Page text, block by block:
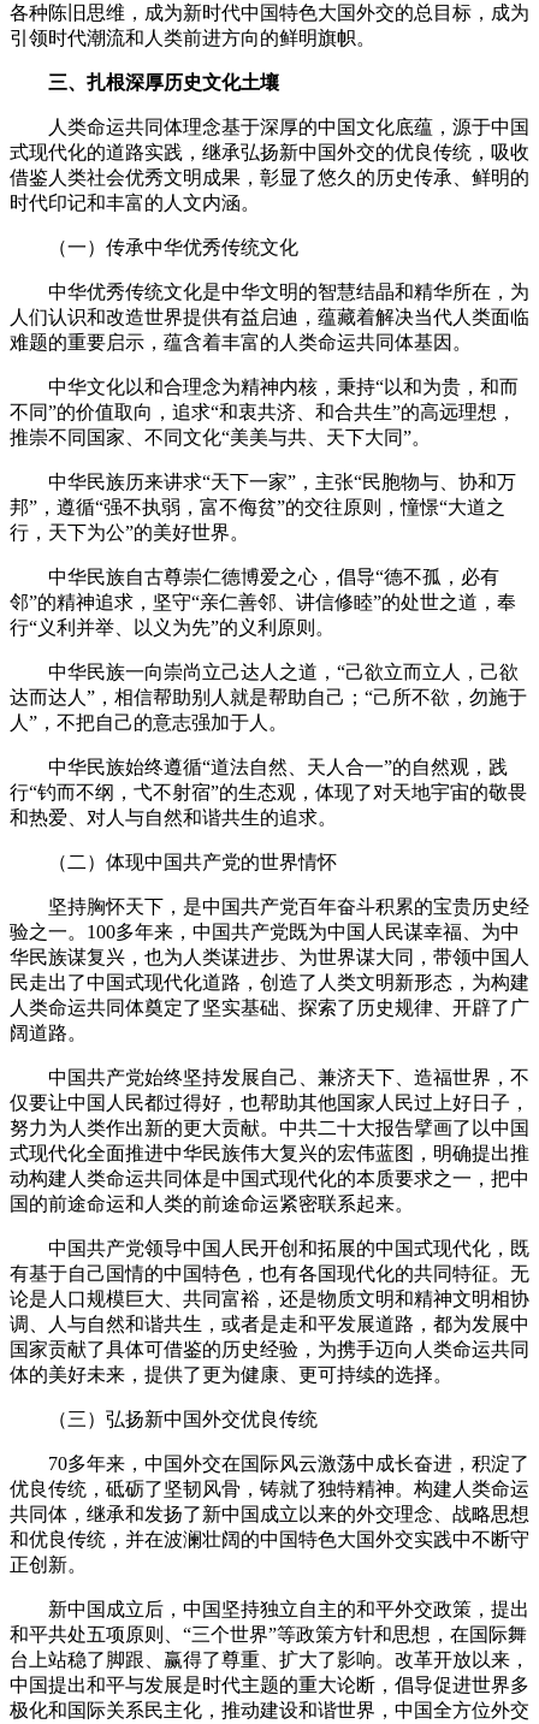
各种陈旧思维，成为新时代中国特色大国外交的总目标，成为
引领时代潮流和人类前进方向的鲜明旗帜。
三、扎根深厚历史文化土壤
人类命运共同体理念基于深厚的中国文化底蕴，源于中国
式现代化的道路实践，继承弘扬新中国外交的优良传统，吸收
借鉴人类社会优秀文明成果，彰显了悠久的历史传承、鲜明的
时代印记和丰富的人文内涵。
（一）传承中华优秀传统文化
中华优秀传统文化是中华文明的智慧结晶和精华所在，为
人们认识和改造世界提供有益启迪，蕴藏着解决当代人类面临
难题的重要启示，蕴含着丰富的人类命运共同体基因。
中华文化以和合理念为精神内核，秉持“以和为贵，和而
不同”的价值取向，追求“和衷共济、和合共生”的高远理想，
推崇不同国家、不同文化“美美与共、天下大同”。
中华民族历来讲求“天下一家”，主张“民胞物与、协和万
邦”，遵循“强不执弱，富不侮贫”的交往原则，憧憬“大道之
行，天下为公”的美好世界。
中华民族自古尊崇仁德博爱之心，倡导“德不孤，必有
邻”的精神追求，坚守“亲仁善邻、讲信修睦”的处世之道，奉
行“义利并举、以义为先”的义利原则。
中华民族一向崇尚立己达人之道，“己欲立而立人，己欲
达而达人”，相信帮助别人就是帮助自己；“己所不欲，勿施于
人”，不把自己的意志强加于人。
中华民族始终遵循“道法自然、天人合一”的自然观，践
行“钓而不纲，弋不射宿”的生态观，体现了对天地宇宙的敬畏
和热爱、对人与自然和谐共生的追求。
（二）体现中国共产党的世界情怀
坚持胸怀天下，是中国共产党百年奋斗积累的宝贵历史经
验之一。100多年来，中国共产党既为中国人民谋幸福、为中
华民族谋复兴，也为人类谋进步、为世界谋大同，带领中国人
民走出了中国式现代化道路，创造了人类文明新形态，为构建
人类命运共同体奠定了坚实基础、探索了历史规律、开辟了广
阔道路。
中国共产党始终坚持发展自己、兼济天下、造福世界，不
仅要让中国人民都过得好，也帮助其他国家人民过上好日子，
努力为人类作出新的更大贡献。中共二十大报告擘画了以中国
式现代化全面推进中华民族伟大复兴的宏伟蓝图，明确提出推
动构建人类命运共同体是中国式现代化的本质要求之一，把中
国的前途命运和人类的前途命运紧密联系起来。
中国共产党领导中国人民开创和拓展的中国式现代化，既
有基于自己国情的中国特色，也有各国现代化的共同特征。无
论是人口规模巨大、共同富裕，还是物质文明和精神文明相协
调、人与自然和谐共生，或者是走和平发展道路，都为发展中
国家贡献了具体可借鉴的历史经验，为携手迈向人类命运共同
体的美好未来，提供了更为健康、更可持续的选择。
（三）弘扬新中国外交优良传统
70多年来，中国外交在国际风云激荡中成长奋进，积淀了
优良传统，砥砺了坚韧风骨，铸就了独特精神。构建人类命运
共同体，继承和发扬了新中国成立以来的外交理念、战略思想
和优良传统，并在波澜壮阔的中国特色大国外交实践中不断守
正创新。
新中国成立后，中国坚持独立自主的和平外交政策，提出
和平共处五项原则、“三个世界”等政策方针和思想，在国际舞
台上站稳了脚跟、赢得了尊重、扩大了影响。改革开放以来，
中国提出和平与发展是时代主题的重大论断，倡导促进世界多
极化和国际关系民主化，推动建设和谐世界，中国全方位外交